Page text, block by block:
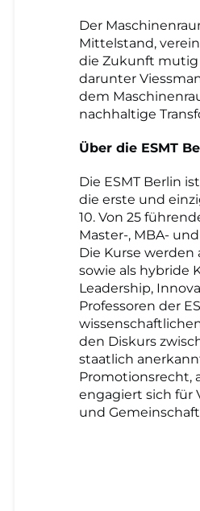
Der
Mittelstand,
die Zukunft mutig
darunter
dem
nachhaltige
Über die ESMT
Die ESMT Berlin
die erste und
10. Von 25
Master-, MBA-
Die Kurse
sowie als hybride
Leadership,
Professoren der
den Diskurs
staatlich
Promotionsrecht,
engagiert sich für
und